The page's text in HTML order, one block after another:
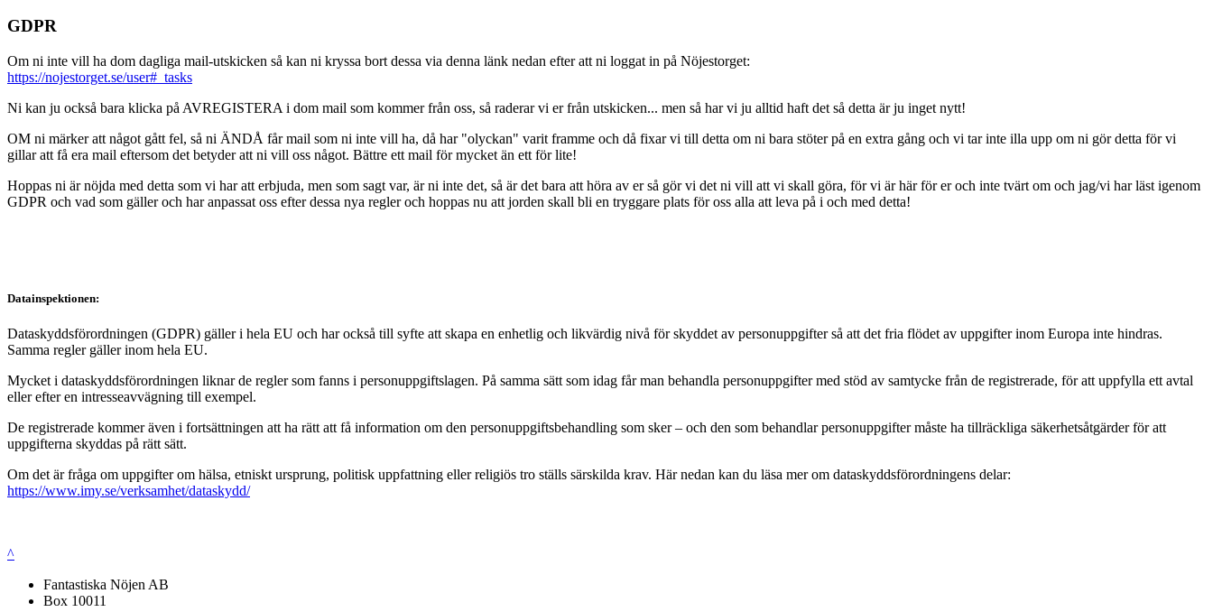
GDPR
Om ni inte vill ha dom dagliga mail-utskicken så kan ni kryssa bort dessa via denna länk nedan efter att ni loggat in på Nöjestorget:
https://nojestorget.se/user#_tasks
Ni kan ju också bara klicka på AVREGISTERA i dom mail som kommer från oss, så raderar vi er från utskicken... men så har vi ju alltid haft det så detta är ju inget nytt!
OM ni märker att något gått fel, så ni ÄNDÅ får mail som ni inte vill ha, då har "olyckan" varit framme och då fixar vi till detta om ni bara stöter på en extra gång och vi tar inte illa upp om ni gör detta för vi
gillar att få era mail eftersom det betyder att ni vill oss något. Bättre ett mail för mycket än ett för lite!
Hoppas ni är nöjda med detta som vi har att erbjuda, men som sagt var, är ni inte det, så är det bara att höra av er så gör vi det ni vill att vi skall göra, för vi är här för er och inte tvärt om och jag/vi har läst igenom
GDPR och vad som gäller och har anpassat oss efter dessa nya regler och hoppas nu att jorden skall bli en tryggare plats för oss alla att leva på i och med detta!
Datainspektionen:
Dataskyddsförordningen (GDPR) gäller i hela EU och har också till syfte att skapa en enhetlig och likvärdig nivå för skyddet av personuppgifter så att det fria flödet av uppgifter inom Europa inte hindras.
Samma regler gäller inom hela EU.
Mycket i dataskyddsförordningen liknar de regler som fanns i personuppgiftslagen. På samma sätt som idag får man behandla personuppgifter med stöd av samtycke från de registrerade, för att uppfylla ett avtal
eller efter en intresseavvägning till exempel.
De registrerade kommer även i fortsättningen att ha rätt att få information om den personuppgiftsbehandling som sker – och den som behandlar personuppgifter måste ha tillräckliga säkerhetsåtgärder för att
uppgifterna skyddas på rätt sätt.
Om det är fråga om uppgifter om hälsa, etniskt ursprung, politisk uppfattning eller religiös tro ställs särskilda krav. Här nedan kan du läsa mer om dataskyddsförordningens delar:
https://www.imy.se/verksamhet/dataskydd/
^
Fantastiska Nöjen AB
Box 10011